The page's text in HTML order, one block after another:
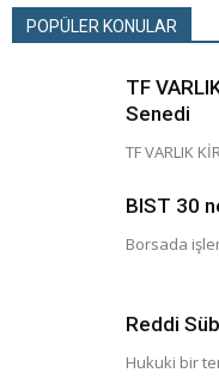
POPÜLER KONULAR
TF
Senedi
TF VARLIK
BIST 30
Borsada
Reddi
Hukuki bir